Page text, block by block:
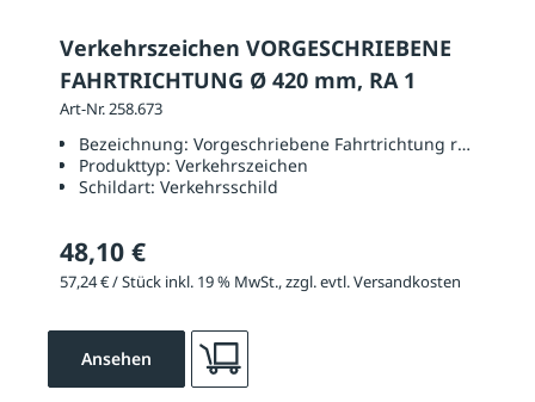
Verkehrszeichen VORGESCHRIEBENE
FAHRTRICHTUNG Ø 420 mm, RA 1
Art-Nr. 258.673
Bezeichnung: Vorgeschriebene Fahrtrichtung rechts
Produkttyp: Verkehrszeichen
Schildart: Verkehrsschild
48,10 €
57,24 € / Stück inkl. 19 % MwSt., zzgl. evtl. Versandkosten
Ansehen